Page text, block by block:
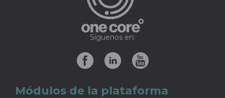
Síguenos en:
Módulos de la plataforma